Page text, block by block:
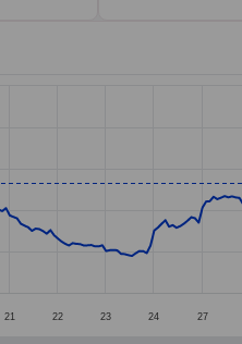
105.63 to 124.34.
21 22 23 24 27